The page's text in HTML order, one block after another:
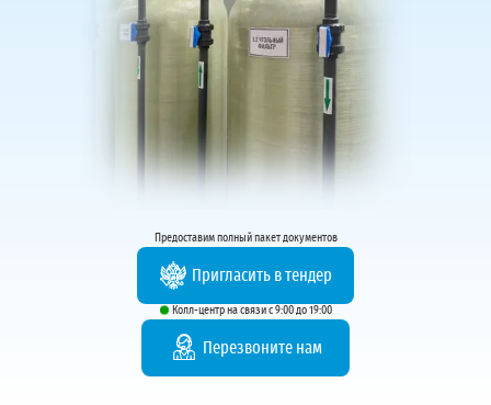
Предоставим полный пакет документов
Пригласить в тендер
Колл-центр на связи с 9:00 до 19:00
Перезвоните нам